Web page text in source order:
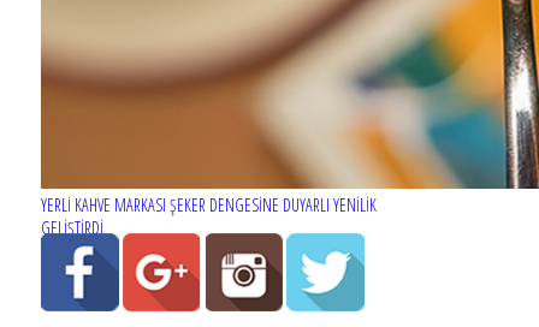
YERLİ KAHVE MARKASI ŞEKER DENGESİNE DUYARLI YENİLİK
GELİŞTİRDİ